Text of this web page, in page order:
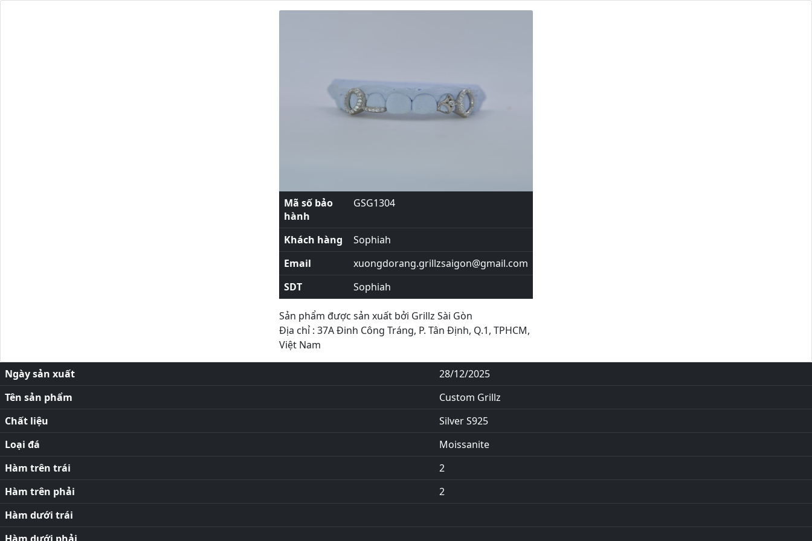
Mã số bảo
hành
GSG1304
Khách hàng
Sophiah
Email
xuongdorang.grillzsaigon@gmail.com
SDT
Sophiah
Sản phẩm được sản xuất bởi Grillz Sài Gòn
Địa chỉ : 37A Đinh Công Tráng, P. Tân Định, Q.1, TPHCM,
Việt Nam
Ngày sản xuất
28/12/2025
Tên sản phẩm
Custom Grillz
Chất liệu
Silver S925
Loại đá
Moissanite
Hàm trên trái
2
Hàm trên phải
2
Hàm dưới trái